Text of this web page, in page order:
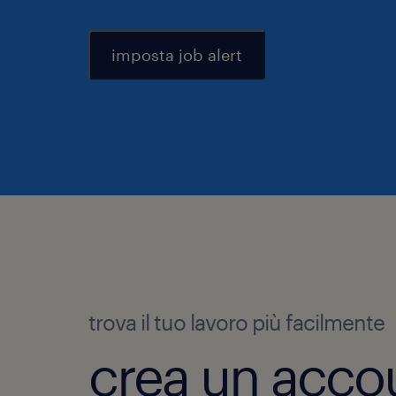
imposta job alert
trova il tuo lavoro più facilmente
crea un